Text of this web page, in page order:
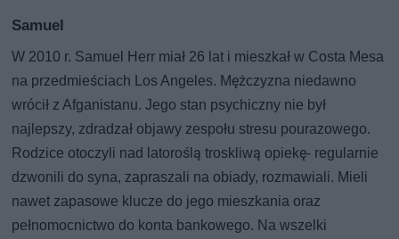
Samuel
W 2010 r. Samuel Herr miał 26 lat i mieszkał w Costa Mesa
na przedmieściach Los Angeles. Mężczyzna niedawno
wrócił z Afganistanu. Jego stan psychiczny nie był
najlepszy, zdradzał objawy zespołu stresu pourazowego.
Rodzice otoczyli nad latoroślą troskliwą opiekę- regularnie
dzwonili do syna, zapraszali na obiady, rozmawiali. Mieli
nawet zapasowe klucze do jego mieszkania oraz
pełnomocnictwo do konta bankowego. Na wszelki